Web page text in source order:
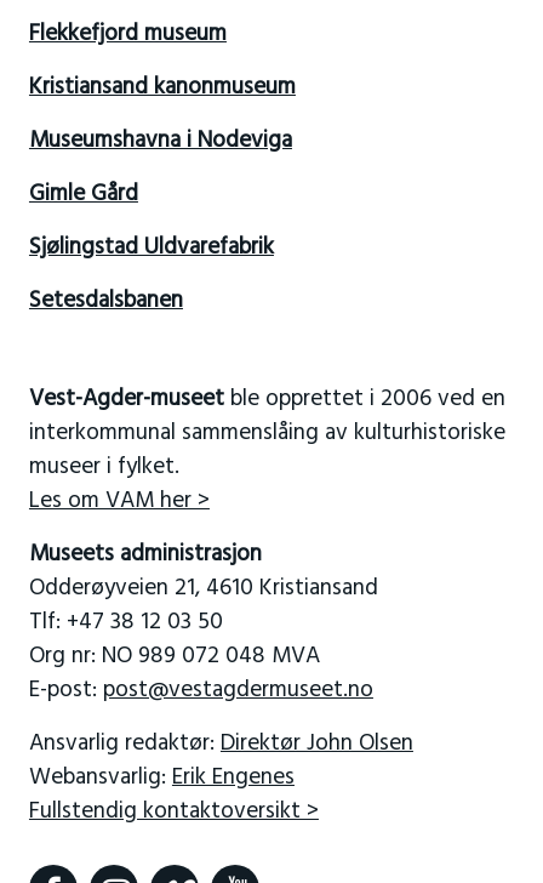
Flekkefjord museum
Kristiansand kanonmuseum
Museumshavna i Nodeviga
Gimle Gård
Sjølingstad Uldvarefabrik
Setesdalsbanen
Vest-Agder-museetble opprettet i 2006 ved en
interkommunal sammenslåing av kulturhistoriske
museer i fylket.
Les om VAM her >
Museets administrasjon
Odderøyveien 21, 4610 Kristiansand
Tlf: +47 38 12 03 50
Org nr: NO 989 072 048 MVA
E-post: post@vestagdermuseet.no
Ansvarlig redaktør: Direktør John Olsen
Webansvarlig: Erik Engenes
Fullstendig kontaktoversikt >